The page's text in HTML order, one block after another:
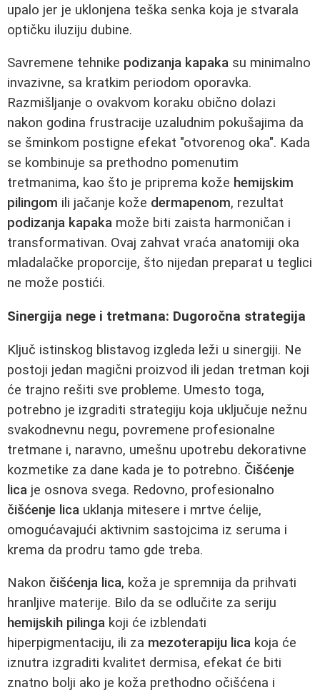
upalo jer je uklonjena teška senka koja je stvarala
optičku iluziju dubine.
Savremene tehnike podizanja kapaka su minimalno
invazivne, sa kratkim periodom oporavka.
Razmišljanje o ovakvom koraku obično dolazi
nakon godina frustracije uzaludnim pokušajima da
se šminkom postigne efekat "otvorenog oka". Kada
se kombinuje sa prethodno pomenutim
tretmanima, kao što je priprema kože hemijskim
pilingom ili jačanje kože dermapenom, rezultat
podizanja kapaka može biti zaista harmoničan i
transformativan. Ovaj zahvat vraća anatomiji oka
mladalačke proporcije, što nijedan preparat u teglici
ne može postići.
Sinergija nege i tretmana: Dugoročna strategija
Ključ istinskog blistavog izgleda leži u sinergiji. Ne
postoji jedan magični proizvod ili jedan tretman koji
će trajno rešiti sve probleme. Umesto toga,
potrebno je izgraditi strategiju koja uključuje nežnu
svakodnevnu negu, povremene profesionalne
tretmane i, naravno, umešnu upotrebu dekorativne
kozmetike za dane kada je to potrebno. Čišćenje
lica je osnova svega. Redovno, profesionalno
čišćenje lica uklanja mitesere i mrtve ćelije,
omogućavajući aktivnim sastojcima iz seruma i
krema da prodru tamo gde treba.
Nakon čišćenja lica, koža je spremnija da prihvati
hranljive materije. Bilo da se odlučite za seriju
hemijskih pilinga koji će izblendati
hiperpigmentaciju, ili za mezoterapiju lica koja će
iznutra izgraditi kvalitet dermisa, efekat će biti
znatno bolji ako je koža prethodno očišćena i